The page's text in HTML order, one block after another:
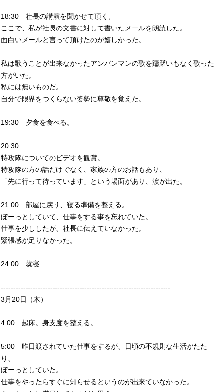
18:30 社長の講演を聞かせて頂く。
ここで、私が社長の文書に対して書いたメールを朗読した。
面白いメールと言って頂けたのが嬉しかった。
私は歌うことが出来なかったアンパンマンの歌を躊躇いもなく歌った
方がいた。
私には無いものだ。
自分で限界をつくらない姿勢に尊敬を覚えた。
19:30 夕食を食べる。
20:30
特攻隊についてのビデオを観賞。
特攻隊の方の話だけでなく、家族の方のお話もあり、
「先に行って待っています」という場面があり、涙が出た。
21:00 部屋に戻り、寝る準備を整える。
ぼーっとしていて、仕事をする事を忘れていた。
仕事を少ししたが、社長に伝えていなかった。
緊張感が足りなかった。
24:00 就寝
---------------------------------------------------------------------
3月20日（木）
4:00 起床。身支度を整える。
5:00 昨日渡されていた仕事をするが、日頃の不規則な生活がたた
り、
ぼーっとしていた。
仕事をやったらすぐに知らせるというのが出来ていなかった。